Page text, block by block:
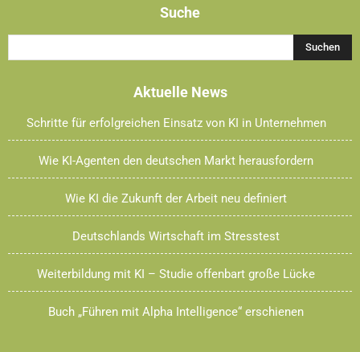
Suche
Aktuelle News
Schritte für erfolgreichen Einsatz von KI in Unternehmen
Wie KI-Agenten den deutschen Markt herausfordern
Wie KI die Zukunft der Arbeit neu definiert
Deutschlands Wirtschaft im Stresstest
Weiterbildung mit KI – Studie offenbart große Lücke
Buch „Führen mit Alpha Intelligence“ erschienen